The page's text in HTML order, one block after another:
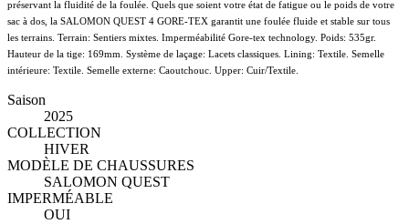
préservant la fluidité de la foulée. Quels que soient votre état de fatigue ou le poids de votre
sac à dos, la SALOMON QUEST 4 GORE-TEX garantit une foulée fluide et stable sur tous
les terrains. Terrain: Sentiers mixtes. Imperméabilité Gore-tex technology. Poids: 535gr.
Hauteur de la tige: 169mm. Système de laçage: Lacets classiques. Lining: Textile. Semelle
intérieure: Textile. Semelle externe: Caoutchouc. Upper: Cuir/Textile.
Saison
2025
COLLECTION
HIVER
MODÈLE DE CHAUSSURES
SALOMON QUEST
IMPERMÉABLE
OUI